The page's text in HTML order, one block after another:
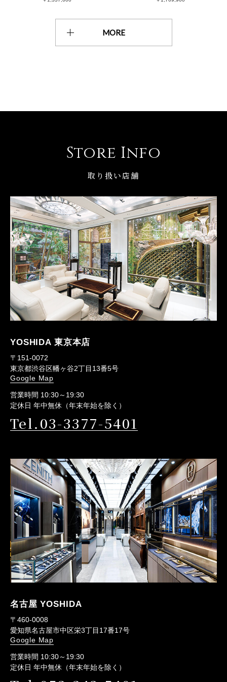
MORE
Store Info
取り扱い店舗
YOSHIDA 東京本店
〒151-0072
東京都渋谷区幡ヶ谷2丁目13番5号
Google Map
営業時間 10:30～19:30
定休日 年中無休（年末年始を除く）
Tel.03-3377-5401
名古屋 YOSHIDA
〒460-0008
愛知県名古屋市中区栄3丁目17番17号
Google Map
営業時間 10:30～19:30
定休日 年中無休（年末年始を除く）